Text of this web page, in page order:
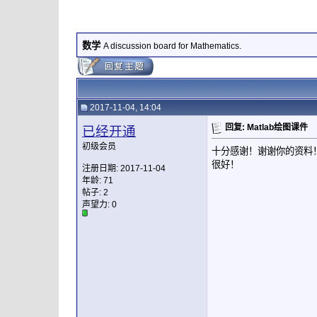
数学 A discussion board for Mathematics.
2017-11-04, 14:04
已经开通
初级会员
注册日期: 2017-11-04
年龄: 71
帖子: 2
声望力: 0
回复: Matlab绘图课件
十分感谢！谢谢你的资料
很好！